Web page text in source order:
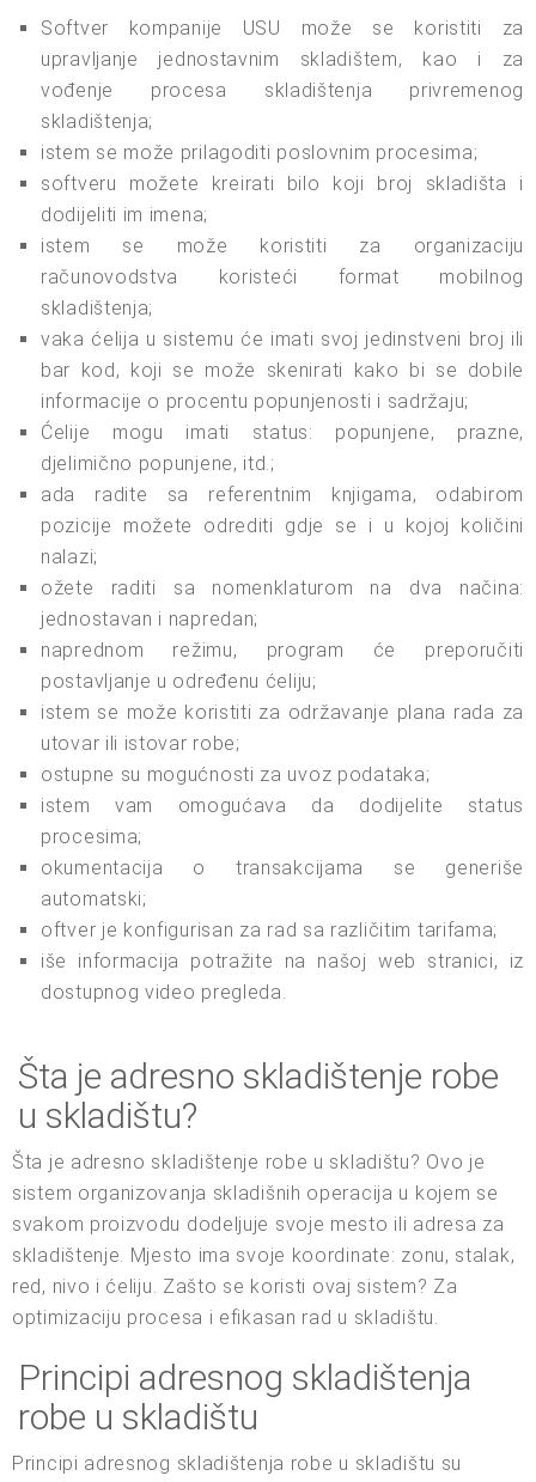
Softver kompanije USU može se koristiti za
upravljanje jednostavnim skladištem, kao i za
vođenje procesa skladištenja privremenog
skladištenja;
istem se može prilagoditi poslovnim procesima;
softveru možete kreirati bilo koji broj skladišta i
dodijeliti im imena;
istem se može koristiti za organizaciju
računovodstva koristeći format mobilnog
skladištenja;
vaka ćelija u sistemu će imati svoj jedinstveni broj ili
bar kod, koji se može skenirati kako bi se dobile
informacije o procentu popunjenosti i sadržaju;
Ćelije mogu imati status: popunjene, prazne,
djelimično popunjene, itd.;
ada radite sa referentnim knjigama, odabirom
pozicije možete odrediti gdje se i u kojoj količini
nalazi;
ožete raditi sa nomenklaturom na dva načina:
jednostavan i napredan;
naprednom režimu, program će preporučiti
postavljanje u određenu ćeliju;
istem se može koristiti za održavanje plana rada za
utovar ili istovar robe;
ostupne su mogućnosti za uvoz podataka;
istem vam omogućava da dodijelite status
procesima;
okumentacija o transakcijama se generiše
automatski;
oftver je konfigurisan za rad sa različitim tarifama;
iše informacija potražite na našoj web stranici, iz
dostupnog video pregleda.
Šta je adresno skladištenje robe
u skladištu?
Šta je adresno skladištenje robe u skladištu? Ovo je
sistem organizovanja skladišnih operacija u kojem se
svakom proizvodu dodeljuje svoje mesto ili adresa za
skladištenje. Mjesto ima svoje koordinate: zonu, stalak,
red, nivo i ćeliju. Zašto se koristi ovaj sistem? Za
optimizaciju procesa i efikasan rad u skladištu.
Principi adresnog skladištenja
robe u skladištu
Principi adresnog skladištenja robe u skladištu su